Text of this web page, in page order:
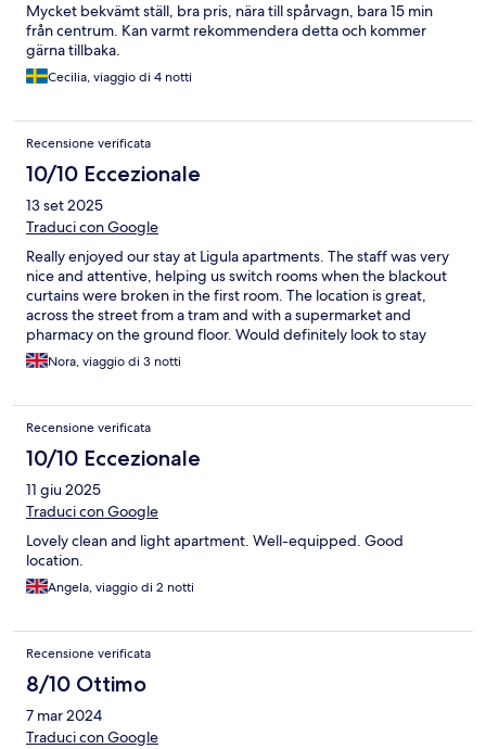
Mycket bekvämt ställ, bra pris, nära till spårvagn, bara 15 min
från centrum. Kan varmt rekommendera detta och kommer
gärna tillbaka.
Cecilia, viaggio di 4 notti
Recensione verificata
10/10 Eccezionale
13 set 2025
Traduci con Google
Really enjoyed our stay at Ligula apartments. The staff was very
nice and attentive, helping us switch rooms when the blackout
curtains were broken in the first room. The location is great,
across the street from a tram and with a supermarket and
pharmacy on the ground floor. Would definitely look to stay
here again when back in Stockholm!
Nora, viaggio di 3 notti
Recensione verificata
10/10 Eccezionale
11 giu 2025
Traduci con Google
Lovely clean and light apartment. Well-equipped. Good
location.
Angela, viaggio di 2 notti
Recensione verificata
8/10 Ottimo
7 mar 2024
Traduci con Google